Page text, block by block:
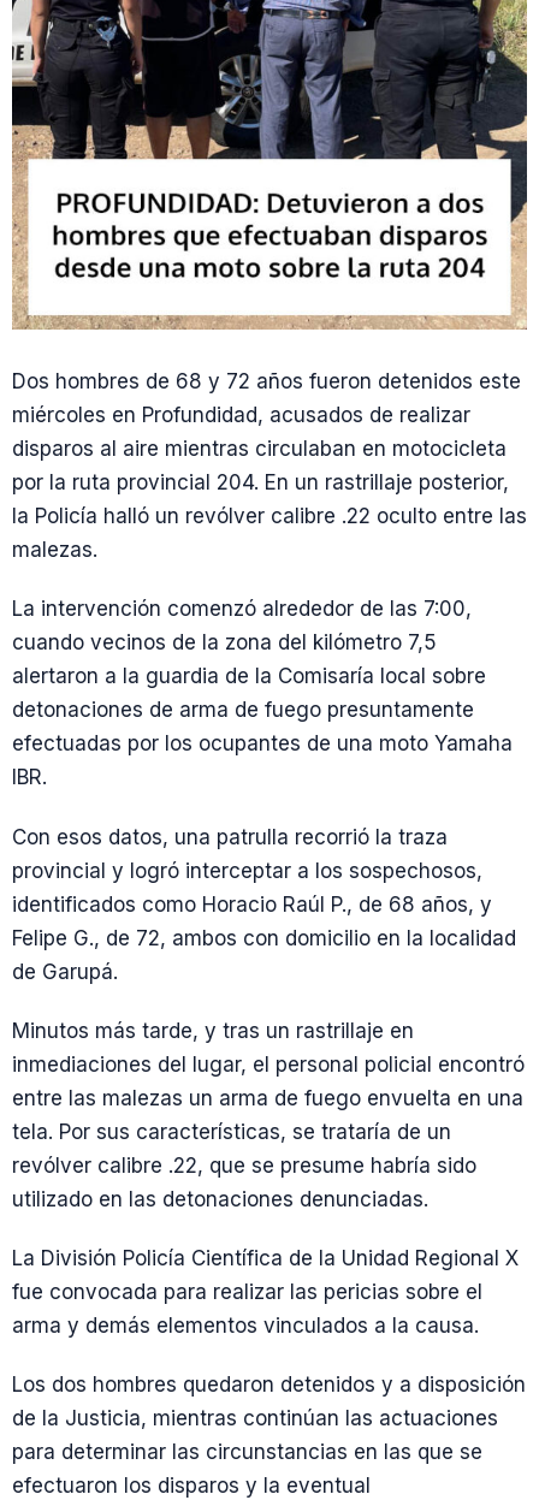
Dos hombres de 68 y 72 años fueron detenidos este
miércoles en Profundidad, acusados de realizar
disparos al aire mientras circulaban en motocicleta
por la ruta provincial 204. En un rastrillaje posterior,
la Policía halló un revólver calibre .22 oculto entre las
malezas.
La intervención comenzó alrededor de las 7:00,
cuando vecinos de la zona del kilómetro 7,5
alertaron a la guardia de la Comisaría local sobre
detonaciones de arma de fuego presuntamente
efectuadas por los ocupantes de una moto Yamaha
IBR.
Con esos datos, una patrulla recorrió la traza
provincial y logró interceptar a los sospechosos,
identificados como Horacio Raúl P., de 68 años, y
Felipe G., de 72, ambos con domicilio en la localidad
de Garupá.
Minutos más tarde, y tras un rastrillaje en
inmediaciones del lugar, el personal policial encontró
entre las malezas un arma de fuego envuelta en una
tela. Por sus características, se trataría de un
revólver calibre .22, que se presume habría sido
utilizado en las detonaciones denunciadas.
La División Policía Científica de la Unidad Regional X
fue convocada para realizar las pericias sobre el
arma y demás elementos vinculados a la causa.
Los dos hombres quedaron detenidos y a disposición
de la Justicia, mientras continúan las actuaciones
para determinar las circunstancias en las que se
efectuaron los disparos y la eventual